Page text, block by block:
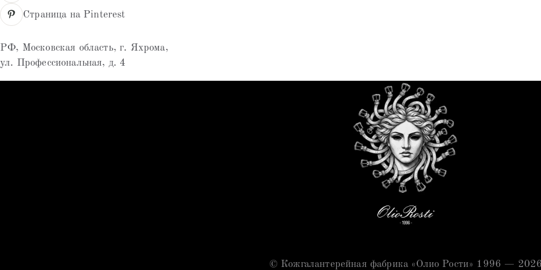
Страница на Pinterest
РФ, Московская область, г. Яхрома,
ул. Профессиональная, д. 4
© Кожгалантерейная фабрика «Олио Рости» 1996 —